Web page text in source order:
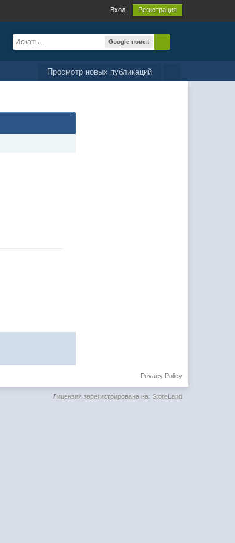
Вход Регистрация
Google поиск
Просмотр новых публикаций
Privacy Policy
Лицензия зарегистрирована на: StoreLand